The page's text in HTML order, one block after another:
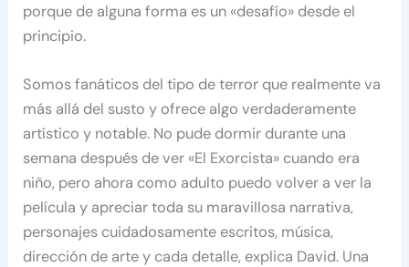
porque de alguna forma es un «desafío» desde el
principio.
Somos fanáticos del tipo de terror que realmente va
más allá del susto y ofrece algo verdaderamente
artístico y notable. No pude dormir durante una
semana después de ver «El Exorcista» cuando era
niño, pero ahora como adulto puedo volver a ver la
película y apreciar toda su maravillosa narrativa,
personajes cuidadosamente escritos, música,
dirección de arte y cada detalle, explica David. Una